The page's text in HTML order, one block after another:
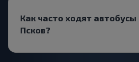
Как часто ходят автобусы
Псков?